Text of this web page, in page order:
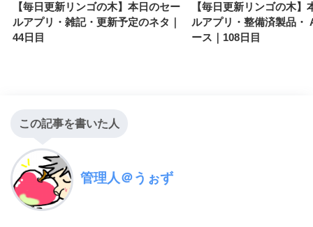
【毎日更新リンゴの木】本日のセー
ルアプリ・雑記・更新予定のネタ｜
44日目
【毎日更新リンゴの木】
ルアプリ・整備済製品・
ース｜108日目
この記事を書いた人
管理人＠うぉず